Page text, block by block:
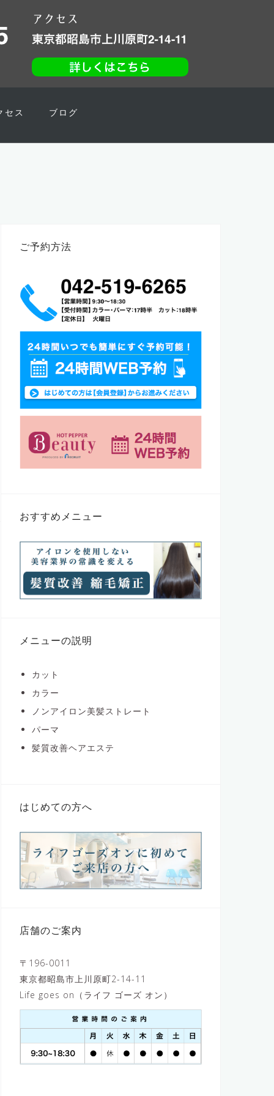
セス ブログ
ご予約方法
おすすめメニュー
メニューの説明
カット
カラー
ノンアイロン美髪ストレート
パーマ
髪質改善ヘアエステ
はじめての方へ
店舗のご案内
〒196-0011
東京都昭島市上川原町2-14-11
Life goes on（ライフ ゴーズ オン）